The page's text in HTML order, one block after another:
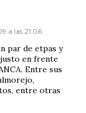
a las 21:06
par de etpas y
en frente
Entre sus
entre otras